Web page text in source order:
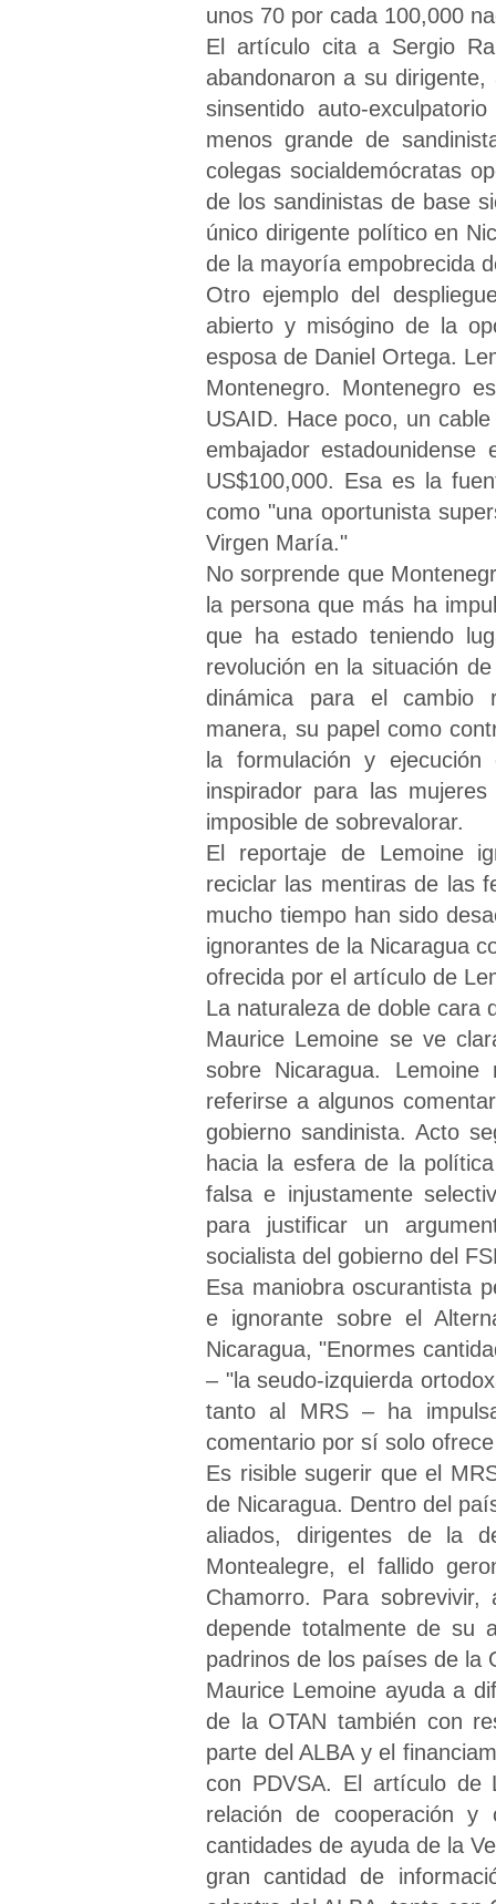
unos 70 por cada 100,000
El artículo cita a Sergio
abandonaron a su
sinsentido auto-
menos grande de
colegas socialdemócratas
de los sandinistas de base
único dirigente político en
de la mayoría empobrecida
Otro ejemplo del
abierto y misógino de la
esposa de Daniel Ortega.
Montenegro. Montenegro
USAID. Hace poco, un
embajador
US$100,000. Esa es la
como "una oportunista
Virgen María."
No sorprende que
la persona que más ha
que ha estado teniendo
revolución en la situación
dinámica para el cambio
manera, su papel como
la formulación y
inspirador para las
imposible de sobrevalorar.
El reportaje de Lemoine
reciclar las mentiras de las
mucho tiempo han sido
ignorantes de la Nicaragua
ofrecida por el artículo de
La naturaleza de doble cara
Maurice Lemoine se ve
sobre Nicaragua.
referirse a algunos
gobierno sandinista. Acto
hacia la esfera de la
falsa e injustamente
para justificar un
socialista del gobierno del
Esa maniobra oscurantista
e ignorante sobre el
Nicaragua, "Enormes
– "la seudo-izquierda
tanto al MRS – ha
comentario por sí solo
Es risible sugerir que el
de Nicaragua. Dentro del
aliados, dirigentes de la
Montealegre, el fallido
Chamorro. Para
depende totalmente de su
padrinos de los países de la
Maurice Lemoine ayuda a
de la OTAN también con
parte del ALBA y el
con PDVSA. El artículo de
relación de cooperación
cantidades de ayuda de la
gran cantidad de